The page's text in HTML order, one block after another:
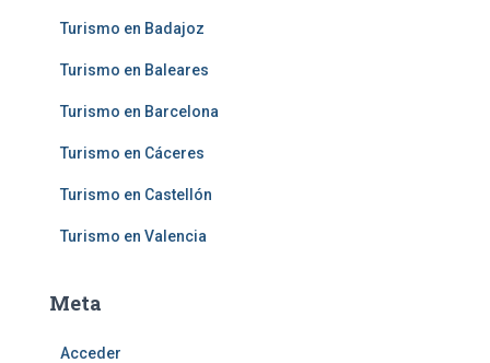
Turismo en Badajoz
Turismo en Baleares
Turismo en Barcelona
Turismo en Cáceres
Turismo en Castellón
Turismo en Valencia
Meta
Acceder